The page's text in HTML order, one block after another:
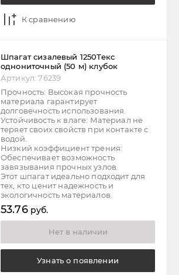
К сравнению
Шпагат сизалевый 1250Текс
однониточный (50 м) клубок
Артикул: 76239
Прочность: Высокая прочность
материала гарантирует
долговечность использования.
Устойчивость к влаге: Материал не
теряет своих свойств при контакте с
водой.
Низкий коэффициент трения:
Обеспечивает возможность
завязывания прочных узлов.
Этот шпагат идеально подходит для
тех, кто ценит надежность и
экологичность материалов.
53.76 руб.
Нет в наличии
Узнать о появлении